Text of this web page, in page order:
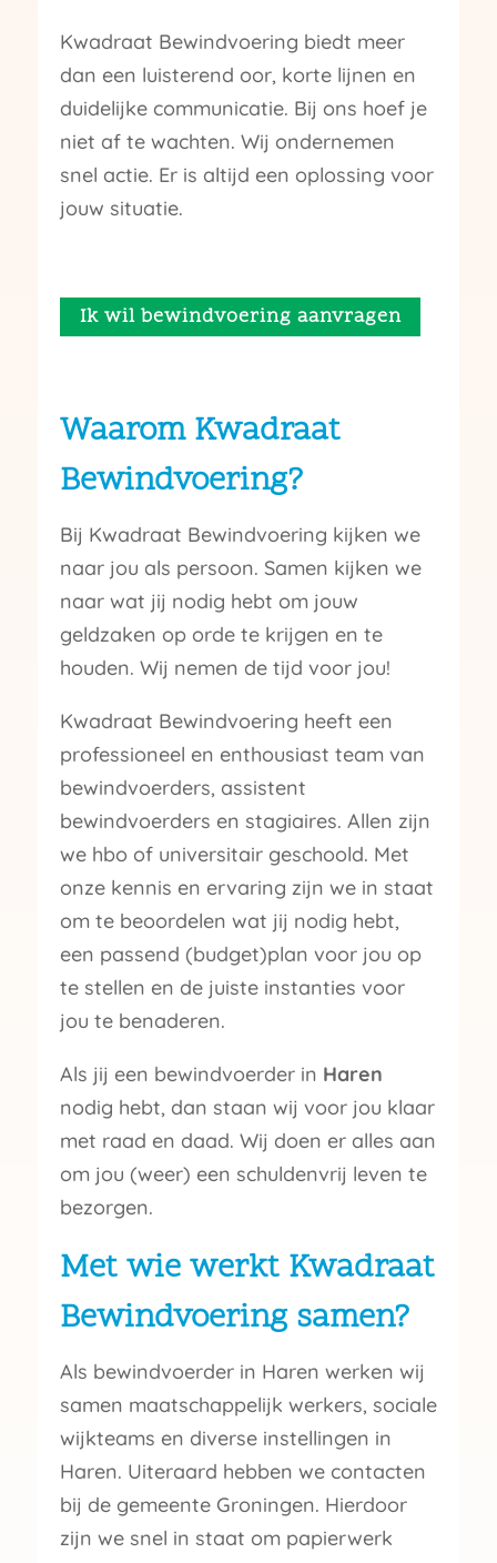
Kwadraat Bewindvoering biedt meer
dan een luisterend oor, korte lijnen en
duidelijke communicatie. Bij ons hoef je
niet af te wachten. Wij ondernemen
snel actie. Er is altijd een oplossing voor
jouw situatie.
Ik wil bewindvoering aanvragen
Waarom Kwadraat
Bewindvoering?
Bij Kwadraat Bewindvoering kijken we
naar jou als persoon. Samen kijken we
naar wat jij nodig hebt om jouw
geldzaken op orde te krijgen en te
houden. Wij nemen de tijd voor jou!
Kwadraat Bewindvoering heeft een
professioneel en enthousiast team van
bewindvoerders, assistent
bewindvoerders en stagiaires. Allen zijn
we hbo of universitair geschoold. Met
onze kennis en ervaring zijn we in staat
om te beoordelen wat jij nodig hebt,
een passend (budget)plan voor jou op
te stellen en de juiste instanties voor
jou te benaderen.
Als jij een bewindvoerder in Haren
nodig hebt, dan staan wij voor jou klaar
met raad en daad. Wij doen er alles aan
om jou (weer) een schuldenvrij leven te
bezorgen.
Met wie werkt Kwadraat
Bewindvoering samen?
Als bewindvoerder in Haren werken wij
samen maatschappelijk werkers, sociale
wijkteams en diverse instellingen in
Haren. Uiteraard hebben we contacten
bij de gemeente Groningen. Hierdoor
zijn we snel in staat om papierwerk